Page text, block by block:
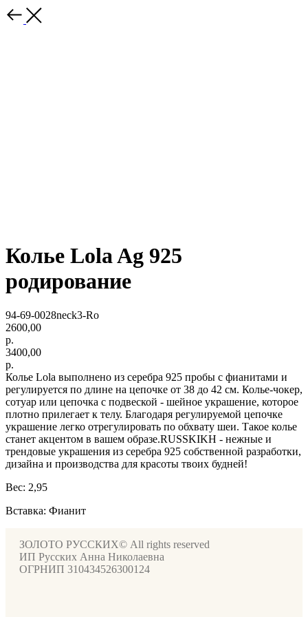
Колье Lola Ag 925
родирование
94-69-0028neck3-Ro
2600,00
р.
3400,00
р.
Колье Lola выполнено из серебра 925 пробы с фианитами и
регулируется по длине на цепочке от 38 до 42 см. Колье-чокер,
сотуар или цепочка с подвеской - шейное украшение, которое
плотно прилегает к телу. Благодаря регулируемой цепочке
украшение легко отрегулировать по обхвату шеи. Такое колье
станет акцентом в вашем образе.RUSSKIKH - нежные и
трендовые украшения из серебра 925 собственной разработки,
дизайна и производства для красоты твоих будней!
Вес: 2,95
Вставка: Фианит
ЗОЛОТО РУССКИХ© All rights reserved
ИП Русских Анна Николаевна
ОГРНИП 310434526300124